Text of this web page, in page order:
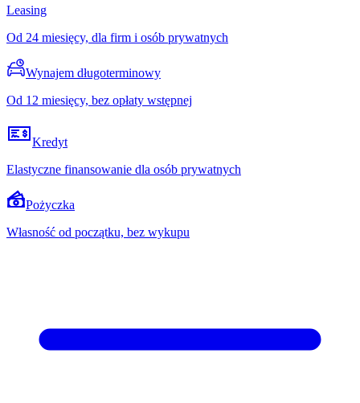
Leasing
Od 24 miesięcy, dla firm i osób prywatnych
Wynajem długoterminowy
Od 12 miesięcy, bez opłaty wstępnej
Kredyt
Elastyczne finansowanie dla osób prywatnych
Pożyczka
Własność od początku, bez wykupu